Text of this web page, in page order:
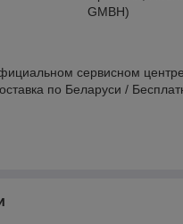
GMBH)
сервисном
по Беларуси /